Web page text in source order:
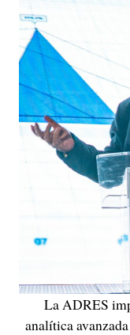
La ADRES
analítica